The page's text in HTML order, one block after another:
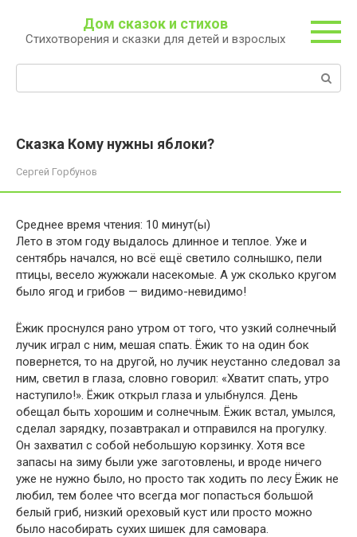
контенту
Дом сказок и стихов
Стихотворения и сказки для детей и взрослых
Сказка Кому нужны яблоки?
Сергей Горбунов
Среднее время чтения: 10 минут(ы)
Лето в этом году выдалось длинное и теплое. Уже и
сентябрь начался, но всё ещё светило солнышко, пели
птицы, весело жужжали насекомые. А уж сколько кругом
было ягод и грибов — видимо-невидимо!
Ёжик проснулся рано утром от того, что узкий солнечный
лучик играл с ним, мешая спать. Ёжик то на один бок
повернется, то на другой, но лучик неустанно следовал за
ним, светил в глаза, словно говорил: «Хватит спать, утро
наступило!». Ёжик открыл глаза и улыбнулся. День
обещал быть хорошим и солнечным. Ёжик встал, умылся,
сделал зарядку, позавтракал и отправился на прогулку.
Он захватил с собой небольшую корзинку. Хотя все
запасы на зиму были уже заготовлены, и вроде ничего
уже не нужно было, но просто так ходить по лесу Ёжик не
любил, тем более что всегда мог попасться большой
белый гриб, низкий ореховый куст или просто можно
было насобирать сухих шишек для самовара.